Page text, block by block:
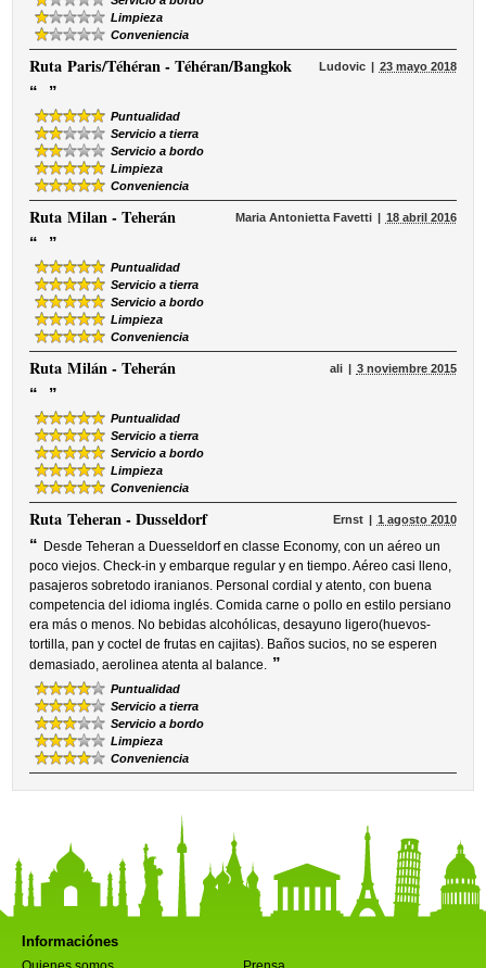
Limpieza
Conveniencia
RutaParis/Téhéran - Téhéran/Bangkok Ludovic 23 mayo 2018
“ ”
Puntualidad
Servicio a tierra
Servicio a bordo
Limpieza
Conveniencia
RutaMilan - Teherán Maria Antonietta Favetti 18 abril 2016
“ ”
Puntualidad
Servicio a tierra
Servicio a bordo
Limpieza
Conveniencia
RutaMilán - Teherán ali 3 noviembre 2015
“ ”
Puntualidad
Servicio a tierra
Servicio a bordo
Limpieza
Conveniencia
RutaTeheran - Dusseldorf Ernst 1 agosto 2010
“ Desde Teheran a Duesseldorf en classe Economy, con un aéreo un
poco viejos. Check-in y embarque regular y en tiempo. Aéreo casi lleno,
pasajeros sobretodo iranianos. Personal cordial y atento, con buena
competencia del idioma inglés. Comida carne o pollo en estilo persiano
era más o menos. No bebidas alcohólicas, desayuno ligero(huevos-
tortilla, pan y coctel de frutas en cajitas). Baños sucios, no se esperen
demasiado, aerolinea atenta al balance. ”
Puntualidad
Servicio a tierra
Servicio a bordo
Limpieza
Conveniencia
Informaciónes